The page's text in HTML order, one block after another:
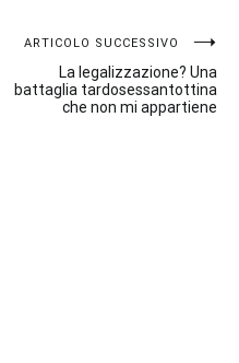
ARTICOLO SUCCESSIVO
La legalizzazione? Una
battaglia tardosessantottina
che non mi appartiene